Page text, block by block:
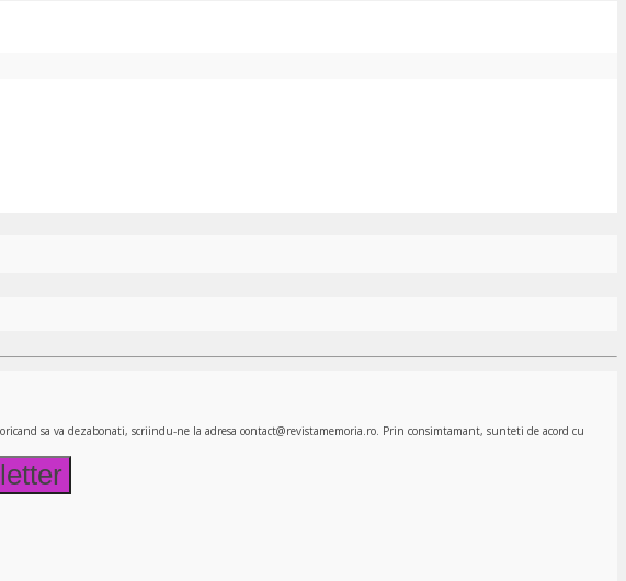
sa va dezabonati, scriindu-ne la adresa contact@revistamemoria.ro. Prin consimtamant, sunteti de acord cu